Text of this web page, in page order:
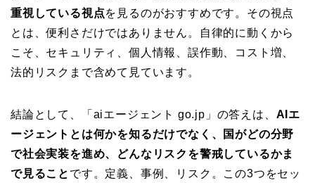
重視している視点を見るのがおすすめです。その視点
とは、便利さだけではありません。自律的に動くから
こそ、セキュリティ、個人情報、誤作動、コスト増、
法的リスクまで含めて見ています。
結論として、「aiエージェント go.jp」の答えは、 AIエ
ージェントとは何かを知るだけでなく、国がどの分野
で社会実装を進め、どんなリスクを警戒しているかま
で見ること です。定義、事例、リスク。この3つをセッ